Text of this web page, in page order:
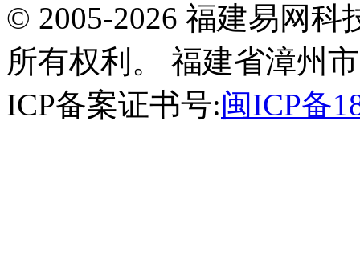
© 2005-2026 福建易网
所有权利。 福建省漳州
ICP备案证书号:闽ICP备